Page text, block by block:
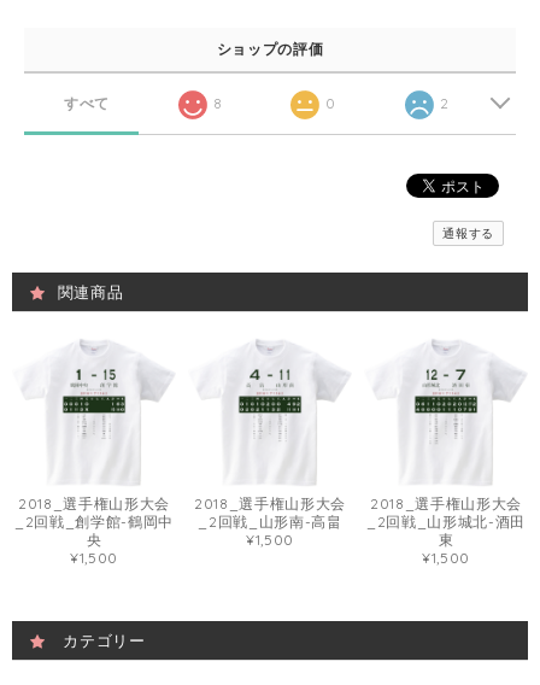
ショップの評価
すべて 8 0 2
通報する
関連商品
2018_選手権山形大会
_2回戦_創学館-鶴岡中
央
¥1,500
2018_選手権山形大会
_2回戦_山形南-高畠
¥1,500
2018_選手権山形大会
_2回戦_山形城北-酒田
東
¥1,500
カテゴリー